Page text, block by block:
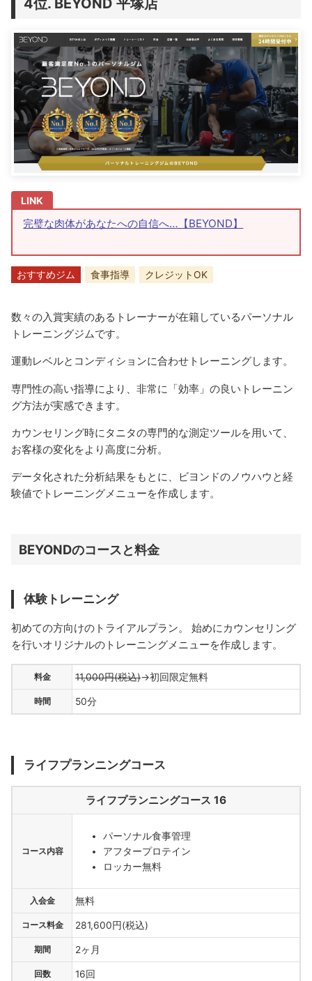
BEYOND 平塚店
完璧な肉体があなたへの自信へ…【BEYOND】
おすすめジム 食事指導 クレジットOK
数々の入賞実績のあるトレーナーが在籍しているパーソナル
トレーニングジムです。
運動レベルとコンディションに合わせトレーニングします。
専門性の高い指導により、非常に「効率」の良いトレーニン
グ方法が実感できます。
カウンセリング時にタニタの専門的な測定ツールを用いて、
お客様の変化をより高度に分析。
データ化された分析結果をもとに、ビヨンドのノウハウと経
験値でトレーニングメニューを作成します。
BEYONDのコースと料金
体験トレーニング
初めての方向けのトライアルプラン。 始めにカウンセリング
を行いオリジナルのトレーニングメニューを作成します。
料金 11,000円(税込)→初回限定無料
時間 50分
ライフプランニングコース
ライフプランニングコース 16
コース内容
パーソナル食事管理
アフタープロテイン
ロッカー無料
入会金 無料
コース料金 281,600円(税込)
期間 2ヶ月
回数 16回